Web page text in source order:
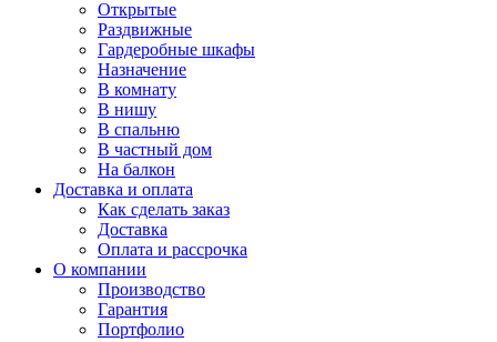
Открытые
Раздвижные
Гардеробные шкафы
Назначение
В комнату
В нишу
В спальню
В частный дом
На балкон
Доставка и оплата
Как сделать заказ
Доставка
Оплата и рассрочка
О компании
Производство
Гарантия
Портфолио